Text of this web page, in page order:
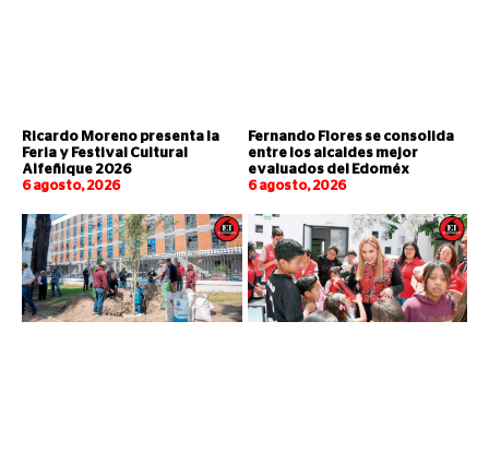
Ricardo Moreno presenta la
Feria y Festival Cultural
Alfeñique 2026
6 agosto, 2026
Fernando Flores se consolida
entre los alcaldes mejor
evaluados del Edoméx
6 agosto, 2026